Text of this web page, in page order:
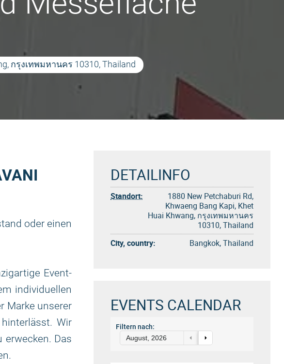
กรุงเทพมหานคร 10310, Thailand
oder einen
Event-
individuellen
Marke unserer
Wir
Das
DETAILINFO
Standort:
1880 New Petchaburi Rd,
Khwaeng Bang Kapi, Khet
Huai Khwang, กรุงเทพมหานคร
10310, Thailand
City, country:
Bangkok, Thailand
EVENTS CALENDAR
Filtern nach:
August, 2026